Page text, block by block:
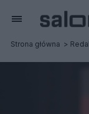
Strona główna